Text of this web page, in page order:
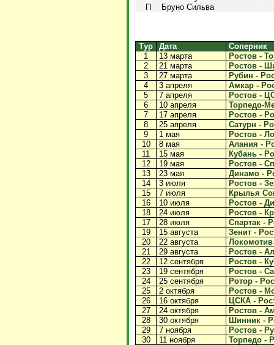
П
Бруно Сильва
Тур Дата
Соперник
1
13 марта
Ростов -
2
21 марта
Ростов -
3
27 марта
Рубин -
4
3 апреля
Амкар -
5
7 апреля
Ростов -
6
10 апреля
Торпедо-
7
17 апреля
Ростов -
8
25 апреля
Сатурн -
9
1 мая
Ростов -
10
8 мая
Алания -
11
15 мая
Кубань -
12
19 мая
Ростов -
13
23 мая
Динамо -
14
3 июля
Ростов -
15
7 июля
Крылья
16
10 июля
Ростов -
18
24 июля
Ростов -
17
28 июля
Спартак -
19
15 августа
Зенит -
20
22 августа
Локомотив
21
29 августа
Ростов -
22
12 сентября
Ростов -
23
19 сентября
Ростов -
24
25 сентября
Ротор -
25
2 октября
Ростов -
26
16 октября
ЦСКА -
27
24 октября
Ростов -
28
30 октября
Шинник -
29
7 ноября
Ростов -
30
11 ноября Торпедо -